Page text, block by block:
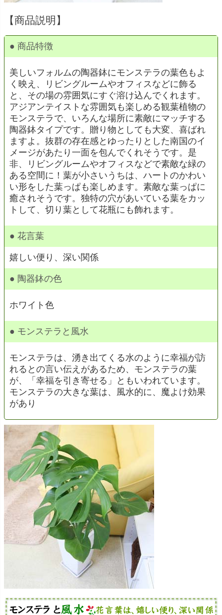
【商品説明】
● 商品特徴
美しいフォルムの陶器鉢にモンステラの葉色もよ
く映え、リビングルームやオフィスなどに飾る
と、その場の雰囲気にすぐ溶け込んでくれます。
アジアンテイストな雰囲気も楽しめる観葉植物の
モンステラで、いろんな場所に素敵にマッチする
陶器鉢タイプです。贈り物としても大変、喜ばれ
ますよ。抜群の存在感とゆったりとした南国のイ
メージがあたり一面を包んでくれそうです。是
非、リビングルームやオフィスなどで素敵な緑の
ある空間に！葉が小さいうちは、ハートのかわい
い形をした葉っぱも楽しめます。素敵な葉っぱに
癒されそうです。独特の穴があいている葉をカッ
トして、切り葉として花瓶にも飾れます。
● 花言葉
嬉しい便り、深い関係
● 陶器鉢の色
ホワイト色
● モンステラと風水
モンステラは、湧き出てくる水のように幸福が訪
れるとの言い伝えがあるため、モンステラの葉
が、「幸福を引き寄せる」ともいわれています。
モンステラの大きな葉は、風水的に、魔よけ効果
があり